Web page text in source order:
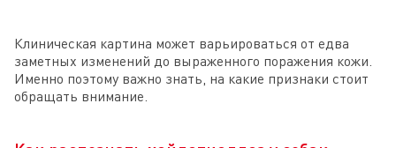
Клиническая картина может варьироваться от едва
заметных изменений до выраженного поражения кожи.
Именно поэтому важно знать, на какие признаки стоит
обращать внимание.